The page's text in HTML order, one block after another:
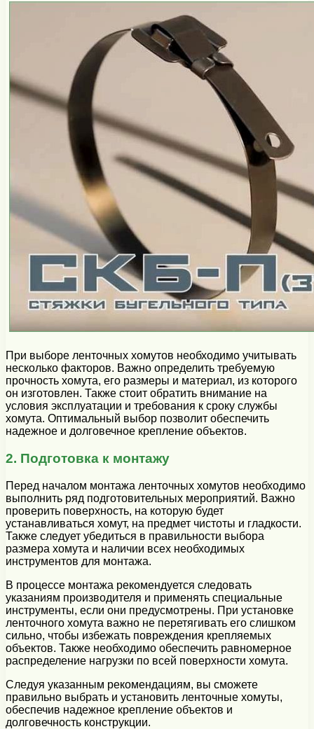
При выборе ленточных хомутов необходимо учитывать
несколько факторов. Важно определить требуемую
прочность хомута, его размеры и материал, из которого
он изготовлен. Также стоит обратить внимание на
условия эксплуатации и требования к сроку службы
хомута. Оптимальный выбор позволит обеспечить
надежное и долговечное крепление объектов.
2. Подготовка к монтажу
Перед началом монтажа ленточных хомутов необходимо
выполнить ряд подготовительных мероприятий. Важно
проверить поверхность, на которую будет
устанавливаться хомут, на предмет чистоты и гладкости.
Также следует убедиться в правильности выбора
размера хомута и наличии всех необходимых
инструментов для монтажа.
В процессе монтажа рекомендуется следовать
указаниям производителя и применять специальные
инструменты, если они предусмотрены. При установке
ленточного хомута важно не перетягивать его слишком
сильно, чтобы избежать повреждения крепляемых
объектов. Также необходимо обеспечить равномерное
распределение нагрузки по всей поверхности хомута.
Следуя указанным рекомендациям, вы сможете
правильно выбрать и установить ленточные хомуты,
обеспечив надежное крепление объектов и
долговечность конструкции.